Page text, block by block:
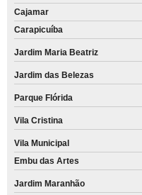
Cajamar
Carapicuíba
Jardim Maria Beatriz
Jardim das Belezas
Parque Flórida
Vila Cristina
Vila Municipal
Embu das Artes
Jardim Maranhão